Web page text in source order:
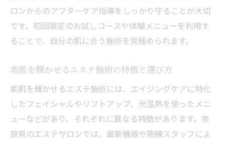
ロンからのアフターケア指導をしっかり守ることが大切
です。初回限定のお試しコースや体験メニューを利用す
ることで、自分の肌に合う施術を見極められます。
素肌を輝かせるエステ施術の特徴と選び方
素肌を輝かせるエステ施術には、エイジングケアに特化
したフェイシャルやリフトアップ、光温熱を使ったメニ
ューなどがあり、それぞれに異なる特徴があります。奈
良県のエステサロンでは、最新機器や熟練スタッフによ